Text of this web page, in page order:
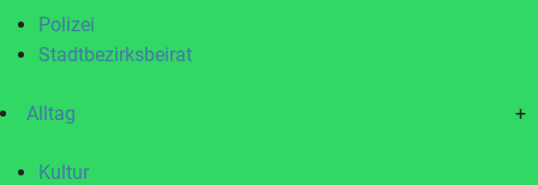
Polizei
Stadtbezirksbeirat
Alltag +
Kultur